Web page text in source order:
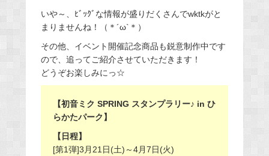
いや～、ﾋﾞｯｸﾞな情報が盛りだくさんでwktkがと
まりませんね！（＊´ω`＊）
その他、イベント開催記念商品も鋭意制作中です
ので、追ってご紹介させていただきます！
どうぞお楽しみにっ☆
【初音ミク SPRING スタンプラリー♪ in ひ
らかたパーク】
【日程】
[第1弾]3月21日(土)～4月7日(火)